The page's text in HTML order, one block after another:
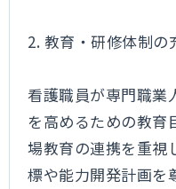
2. 教育・研修体制の
看護職員が専門職業
を高めるための教育
場教育の連携を重視
標や能力開発計画を